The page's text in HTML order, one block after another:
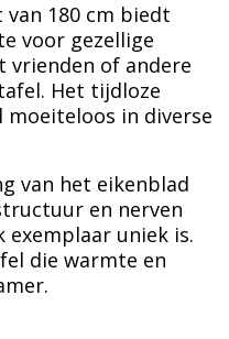
180 cm biedt
voor gezellige
of andere
Het tijdloze
in diverse
van het eikenblad
en nerven
uniek is.
die warmte en